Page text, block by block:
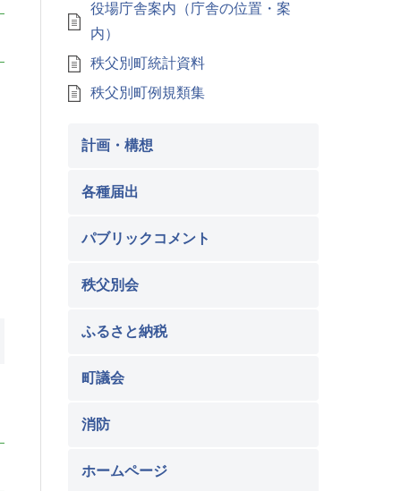
役場庁舎案内（庁舎の位置・案
内）
秩父別町統計資料
秩父別町例規類集
計画・構想
各種届出
パブリックコメント
秩父別会
ふるさと納税
町議会
消防
ホームページ